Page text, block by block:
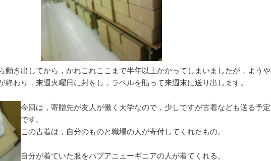
動き出してから，かれこれここまで半年以上かかってしまいましたが，ようや
終わり，来週火曜日に封をし，ラベルを貼って来週末に送り出します。
今回は，寄贈先が友人が働く大学なので，少しですが古着なども送る予定
です。
この古着は，自分のものと職場の人が寄付してくれたもの。
自分が着ていた服をパプアニューギニアの人が着てくれる。